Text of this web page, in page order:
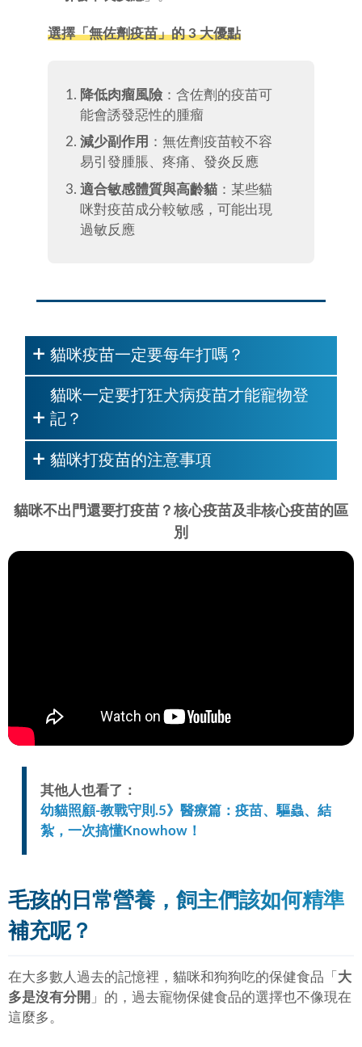
選擇「無佐劑疫苗」的 3 大優點
降低肉瘤風險 ：含佐劑的疫苗可
能會誘發惡性的腫瘤
減少副作用 ：無佐劑疫苗較不容
易引發腫脹、疼痛、發炎反應
適合敏感體質與高齡貓 ：某些貓
咪對疫苗成分較敏感，可能出現
過敏反應
貓咪疫苗一定要每年打嗎？
貓咪一定要打狂犬病疫苗才能寵物登
記？
貓咪打疫苗的注意事項
貓咪不出門還要打疫苗？核心疫苗及非核心疫苗的區
別
其他人也看了：
幼貓照顧-教戰守則.5》醫療篇：疫苗、驅蟲、結
紮，一次搞懂Knowhow！
毛孩的日常營養，飼主們該如何精準
補充呢？
在大多數人過去的記憶裡，貓咪和狗狗吃的保健食品「 大
多是沒有分開 」的，過去寵物保健食品的選擇也不像現在
這麼多。